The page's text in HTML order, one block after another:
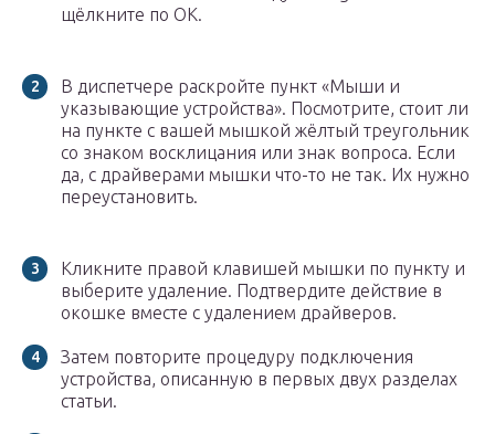
щёлкните по ОК.
В диспетчере раскройте пункт «Мыши и
указывающие устройства». Посмотрите, стоит ли
на пункте с вашей мышкой жёлтый треугольник
со знаком восклицания или знак вопроса. Если
да, с драйверами мышки что-то не так. Их нужно
переустановить.
Кликните правой клавишей мышки по пункту и
выберите удаление. Подтвердите действие в
окошке вместе с удалением драйверов.
Затем повторите процедуру подключения
устройства, описанную в первых двух разделах
статьи.